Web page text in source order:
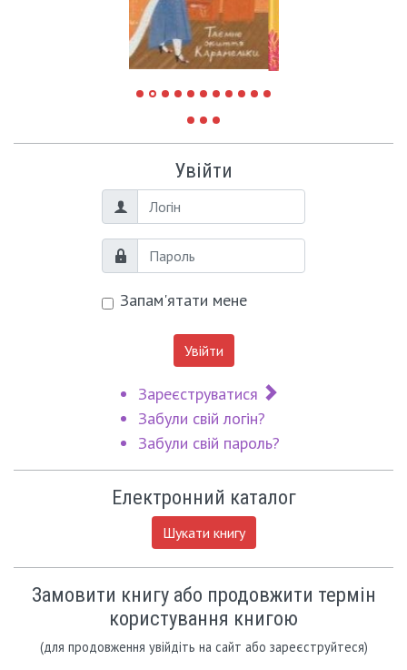
Увійти
Логін
Пароль
Запам'ятати мене
Увійти
Зареєструватися
Забули свій логін?
Забули свій пароль?
Електронний каталог
Шукати книгу
Замовити книгу або продовжити термін
користування книгою
(для продовження увійдіть на сайт або зареєструйтеся)